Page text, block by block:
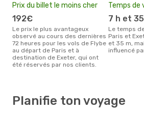
Prix du billet le moins cher
192€
Le prix le plus avantageux
observé au cours des dernières
72 heures pour les vols de Flybe
au départ de Paris et à
destination de Exeter, qui ont
été réservés par nos clients.
Temps de
7 h et
Le temps de vol de Flybe entre
Paris et
et 35 m,
influencé
Planifie ton voyage